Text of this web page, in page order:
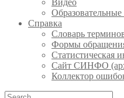
Видео
Справка
Словарь
Формы
Статистическая
Сайт СИНФО
Коллектор